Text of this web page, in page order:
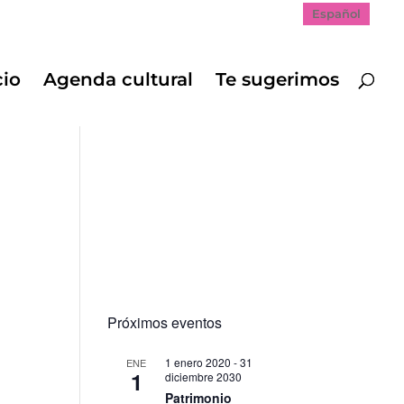
Español
Agenda cultural Te sugerimos
Próximos eventos
ENE
1
1 enero 2020 -31
diciembre 2030
Patrimonio